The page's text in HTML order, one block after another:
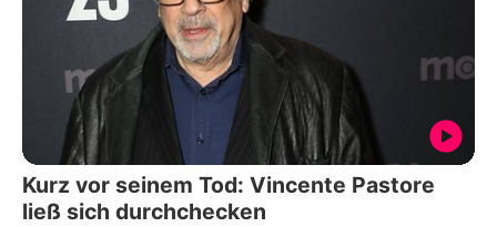
Kurz vor seinem Tod: Vincente Pastore
ließ sich durchchecken